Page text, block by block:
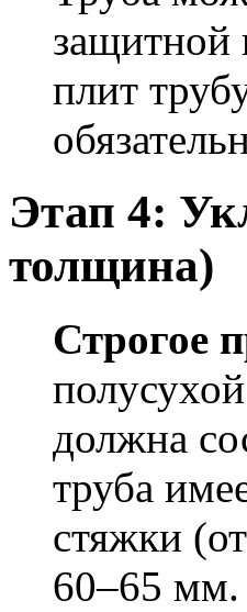
защитной
плит
Этап 4:
толщина)
Строгое
должна
труба
стяжки
60–65 мм.